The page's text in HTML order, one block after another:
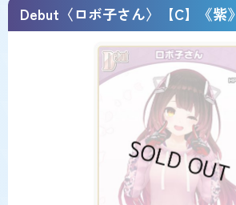
Debut〈ロボ子さん〉【C】《紫》